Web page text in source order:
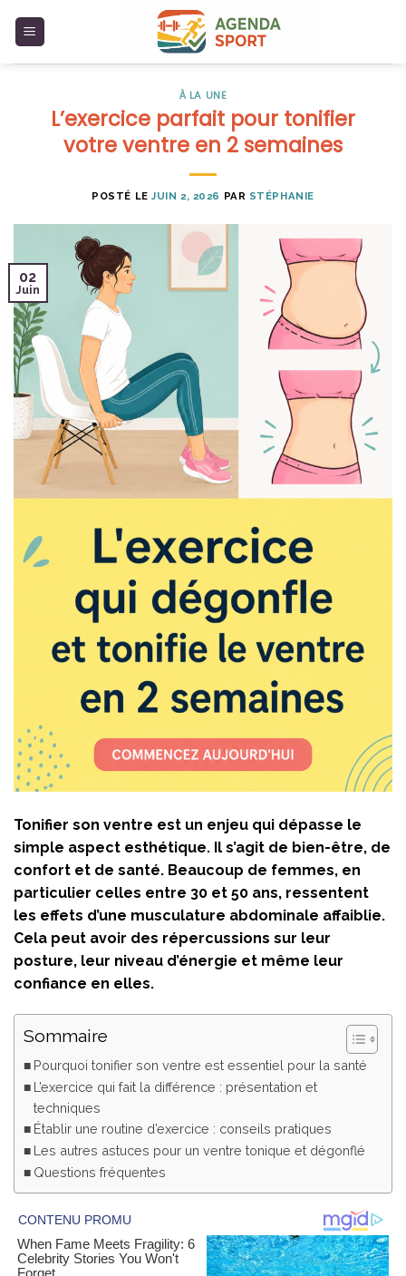
À LA UNE
L’exercice parfait pour tonifier
votre ventre en 2 semaines
POSTÉ LEJUIN 2, 2026 PAR STÉPHANIE
02
Juin
Tonifier son ventre est un enjeu qui dépasse le
simple aspect esthétique. Il s’agit de bien-être, de
confort et de santé. Beaucoup de femmes, en
particulier celles entre 30 et 50 ans, ressentent
les effets d’une musculature abdominale affaiblie.
Cela peut avoir des répercussions sur leur
posture, leur niveau d’énergie et même leur
confiance en elles.
Sommaire
Pourquoi tonifier son ventre est essentiel pour la santé
L’exercice qui fait la différence : présentation et
techniques
Établir une routine d’exercice : conseils pratiques
Les autres astuces pour un ventre tonique et dégonflé
Questions fréquentes